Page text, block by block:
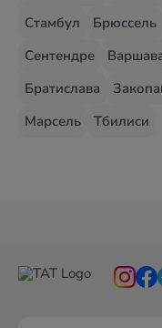
Стамбул
Брюссель
Сентендре
Братислава
Марсель
Тбилиси